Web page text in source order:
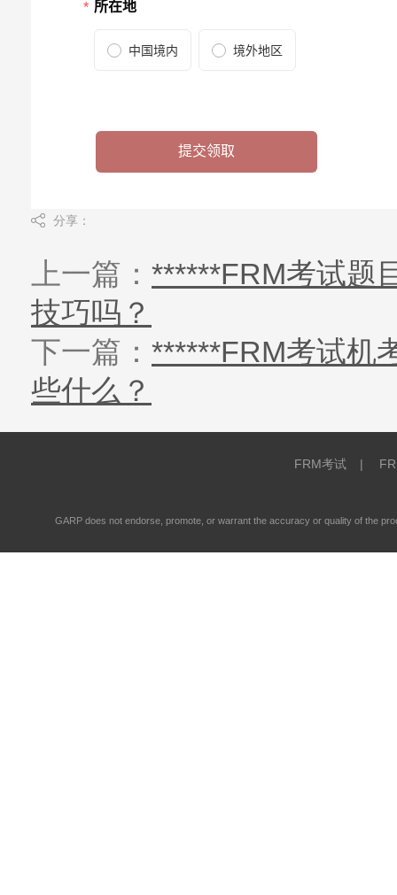
分享：
上一篇： ******FRM考试题
技巧吗？
下一篇： ******FRM考试机
些什么？
FRM考试 |
GARP does not endorse, promote, or warrant the accuracy or quality of the